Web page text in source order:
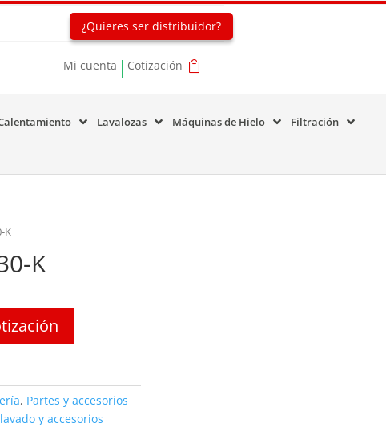
¿Quieres ser distribuidor?
Mi cuenta Cotización
Lavalozas Máquinas de Hielo
Filtración
K
K
, Partes y accesorios
y accesorios